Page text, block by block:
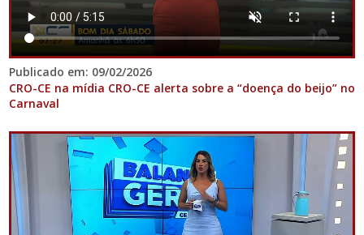
Publicado em: 09/02/2026
CRO-CE na mídia CRO-CE alerta sobre a “doença do beijo” no
Carnaval